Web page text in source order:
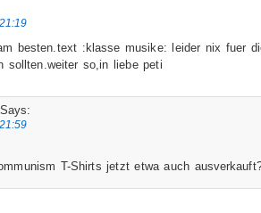
besten.text :klasse musike: leider nix fuer
sollten.weiter so,in liebe peti
Says:
T-Shirts jetzt etwa auch